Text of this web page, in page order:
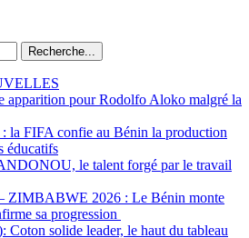
Recherche...
apparition pour Rodolfo Aloko malgré la
la FIFA confie au Bénin la production
éducatifs
le talent forgé par le travail
ZIMBABWE 2026 : Le Bénin monte
sa progression
Coton solide leader, le haut du tableau